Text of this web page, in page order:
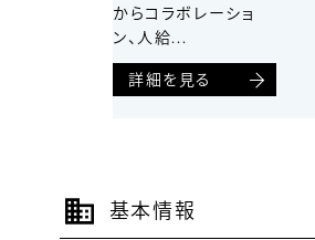
からコラボレーショ
ン、人給...
詳細を見る
基本情報